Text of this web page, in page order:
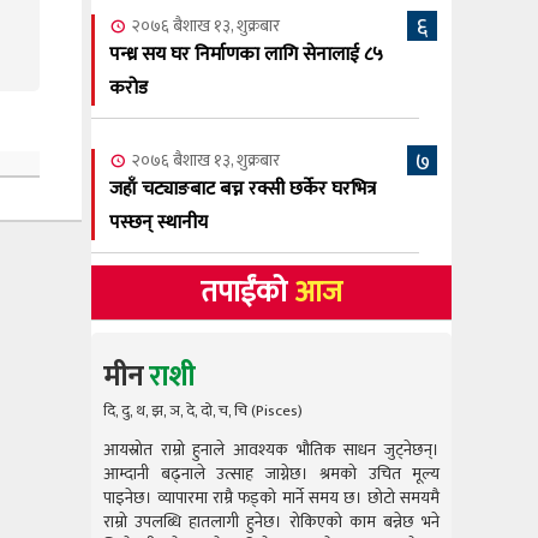
२०७६ बैशाख १३, शुक्रबार
पन्ध्र सय घर निर्माणका लागि सेनालाई ८५
करोड
६
२०७६ बैशाख १३, शुक्रबार
जहाँ चट्याङबाट बच्न रक्सी छर्केर घरभित्र
पस्छन् स्थानीय
७
तपाईंकोआज
मीनराशी
दि, दु, थ, झ, ञ, दे, दो, च, चि (Pisces)
आयस्रोत राम्रो हुनाले आवश्यक भौतिक साधन जुट्नेछन्।
आम्दानी बढ्नाले उत्साह जाग्नेछ। श्रमको उचित मूल्य
पाइनेछ। व्यापारमा राम्रै फड्को मार्ने समय छ। छोटो समयमै
राम्रो उपलब्धि हातलागी हुनेछ। रोकिएको काम बन्नेछ भने